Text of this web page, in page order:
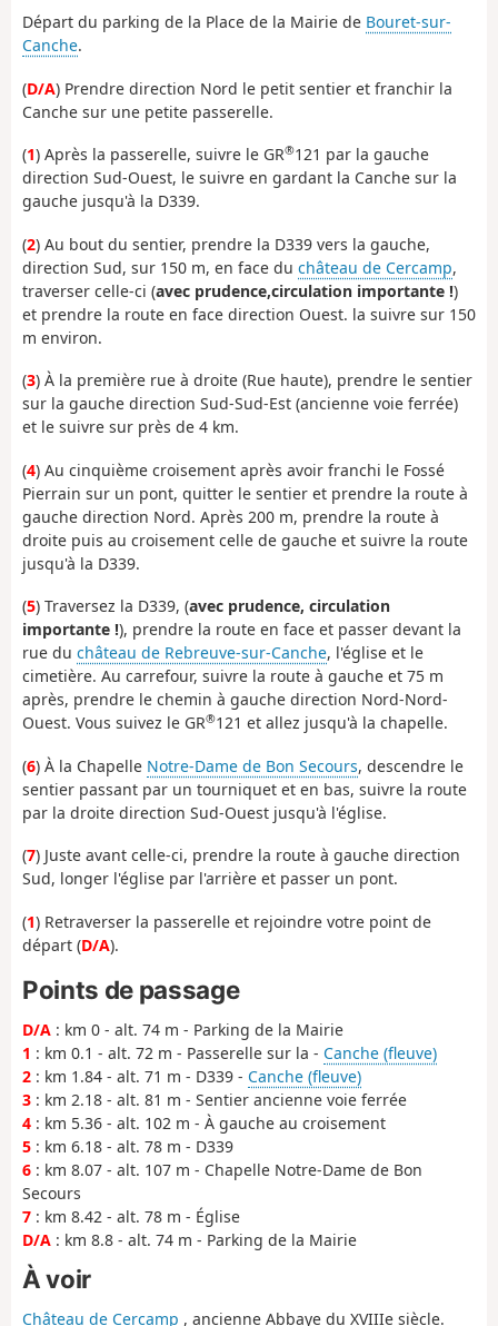
Départ du parking de la Place de la Mairie de Bouret-sur-
Canche.
(D/A) Prendre direction Nord le petit sentier et franchir la
Canche sur une petite passerelle.
(1) Après la passerelle, suivre le GR®121 par la gauche
direction Sud-Ouest, le suivre en gardant la Canche sur la
gauche jusqu'à la D339.
(2) Au bout du sentier, prendre la D339 vers la gauche,
direction Sud, sur 150 m, en face du château de Cercamp,
traverser celle-ci (avec prudence,circulation importante !)
et prendre la route en face direction Ouest. la suivre sur 150
m environ.
(3) À la première rue à droite (Rue haute), prendre le sentier
sur la gauche direction Sud-Sud-Est (ancienne voie ferrée)
et le suivre sur près de 4 km.
(4) Au cinquième croisement après avoir franchi le Fossé
Pierrain sur un pont, quitter le sentier et prendre la route à
gauche direction Nord. Après 200 m, prendre la route à
droite puis au croisement celle de gauche et suivre la route
jusqu'à la D339.
(5) Traversez la D339, (avec prudence, circulation
importante !), prendre la route en face et passer devant la
rue du château de Rebreuve-sur-Canche, l'église et le
cimetière. Au carrefour, suivre la route à gauche et 75 m
après, prendre le chemin à gauche direction Nord-Nord-
Ouest. Vous suivez le GR®121 et allez jusqu'à la chapelle.
(6) À la Chapelle Notre-Dame de Bon Secours, descendre le
sentier passant par un tourniquet et en bas, suivre la route
par la droite direction Sud-Ouest jusqu'à l'église.
(7) Juste avant celle-ci, prendre la route à gauche direction
Sud, longer l'église par l'arrière et passer un pont.
(1) Retraverser la passerelle et rejoindre votre point de
départ (D/A).
Points de passage
D/A : km 0 - alt. 74 m - Parking de la Mairie
1 : km 0.1 - alt. 72 m - Passerelle sur la - Canche (fleuve)
2 : km 1.84 - alt. 71 m - D339 - Canche (fleuve)
3 : km 2.18 - alt. 81 m - Sentier ancienne voie ferrée
4 : km 5.36 - alt. 102 m - À gauche au croisement
5 : km 6.18 - alt. 78 m - D339
6 : km 8.07 - alt. 107 m - Chapelle Notre-Dame de Bon
Secours
7 : km 8.42 - alt. 78 m - Église
D/A : km 8.8 - alt. 74 m - Parking de la Mairie
À voir
Château de Cercamp , ancienne Abbaye du XVIIIe siècle.